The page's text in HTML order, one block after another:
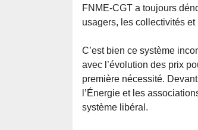
FNME-CGT a toujours
usagers, les collectivités et
C’est bien ce système
avec l’évolution des prix
première nécessité.
l’Énergie et les
système libéral.